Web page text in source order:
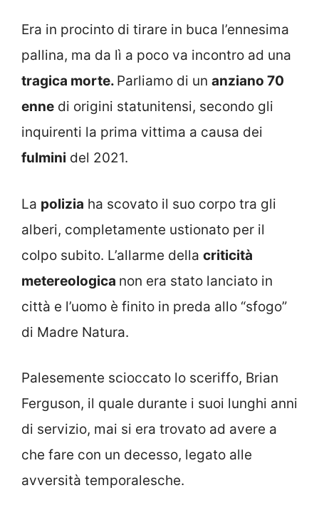
Era in procinto di tirare in buca l’ennesima
pallina, ma da lì a poco va incontro ad una
tragica morte. Parliamo di un anziano 70
enne di origini statunitensi, secondo gli
inquirenti la prima vittima a causa dei
fulmini del 2021.
La polizia ha scovato il suo corpo tra gli
alberi, completamente ustionato per il
colpo subito. L’allarme della criticità
metereologica non era stato lanciato in
città e l’uomo è finito in preda allo “sfogo”
di Madre Natura.
Palesemente scioccato lo sceriffo, Brian
Ferguson, il quale durante i suoi lunghi anni
di servizio, mai si era trovato ad avere a
che fare con un decesso, legato alle
avversità temporalesche.